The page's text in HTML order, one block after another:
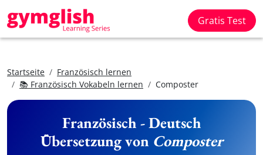
Gratis Test
Startseite
Französisch lernen
📚 Französisch Vokabeln lernen
Composter
Französisch - Deutsch
Übersetzung von Composter